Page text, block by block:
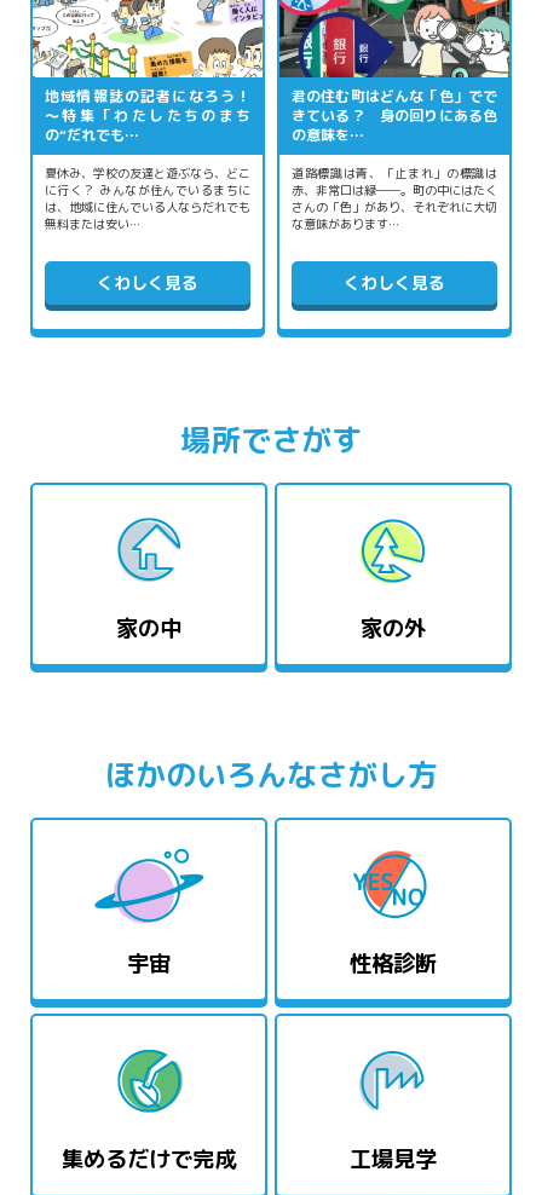
地域情報誌の記者になろう！
～特集「わたしたちのまち
の“だれでも…
夏休み、学校の友達と遊ぶなら、どこ
に行く？ みんなが住んでいるまちに
は、地域に住んでいる人ならだれでも
無料または安い…
くわしく見る
君の住む町はどんな「色」でで
きている？ 身の回りにある色
の意味を…
道路標識は青、「止まれ」の標識は
赤、非常口は緑――。町の中にはたく
さんの「色」があり、それぞれに大切
な意味があります…
くわしく見る
場所でさがす
家の中 家の外
ほかのいろんなさがし方
宇宙 性格診断
集めるだけで完成 工場見学